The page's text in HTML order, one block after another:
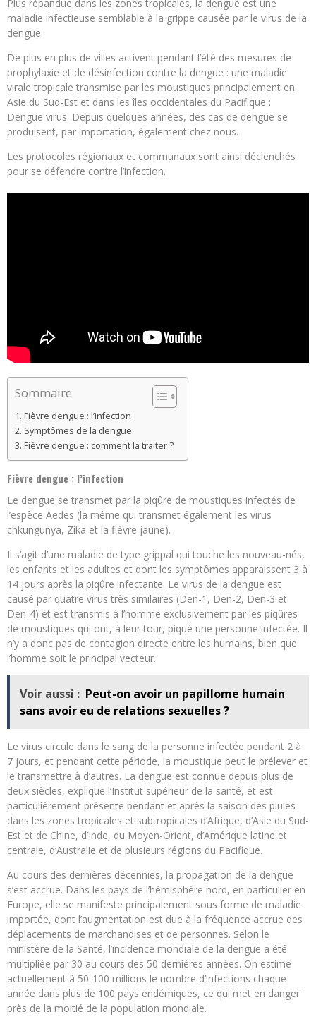
Plus répandue dans les zones tropicales, la dengue est une
maladie infectieuse semblable à la grippe causée par le virus de la
dengue.
De plus en plus de villes activent pendant l’été des mesures de
prophylaxie et de désinfection contre la dengue : une maladie
virale tropicale transmise par les moustiques principalement en
Asie du Sud-Est et dans les îles occidentales du Pacifique :
Dengue virus. Depuis quelques années, des cas de dengue se
produisent, par importation, également chez nous.
Les protocoles régionaux et communaux sont ainsi déclenchés
pour se défendre contre l’infection.
Sommaire
Fièvre dengue : l’infection
Symptômes de la dengue
Fièvre dengue : comment la traiter ?
Fièvre dengue : l’infection
Le dengue se transmet par la piqûre de moustiques infectés de
l’espèce Aedes (la même qui transmet également les virus
chkungunya, Zika et la fièvre jaune).
Il s’agit d’une maladie de type grippal qui touche les nouveau-nés,
les enfants et les adultes et dont les symptômes apparaissent 3 à
14 jours après la piqûre infectante. Le virus de la dengue est
causé par quatre virus très similaires (Den-1, Den-2, Den-3 et
Den-4) et est transmis à l’homme exclusivement par les piqûres
de moustiques qui ont, à leur tour, piqué une personne infectée. Il
n’y a donc pas de contagion directe entre les humains, bien que
l’homme soit le principal vecteur.
Voir aussi : Peut-on avoir un papillome humain
sans avoir eu de relations sexuelles ?
Le virus circule dans le sang de la personne infectée pendant 2 à
7 jours, et pendant cette période, la moustique peut le prélever et
le transmettre à d’autres. La dengue est connue depuis plus de
deux siècles, explique l’Institut supérieur de la santé, et est
particulièrement présente pendant et après la saison des pluies
dans les zones tropicales et subtropicales d’Afrique, d’Asie du Sud-
Est et de Chine, d’Inde, du Moyen-Orient, d’Amérique latine et
centrale, d’Australie et de plusieurs régions du Pacifique.
Au cours des dernières décennies, la propagation de la dengue
s’est accrue. Dans les pays de l’hémisphère nord, en particulier en
Europe, elle se manifeste principalement sous forme de maladie
importée, dont l’augmentation est due à la fréquence accrue des
déplacements de marchandises et de personnes. Selon le
ministère de la Santé, l’incidence mondiale de la dengue a été
multipliée par 30 au cours des 50 dernières années. On estime
actuellement à 50-100 millions le nombre d’infections chaque
année dans plus de 100 pays endémiques, ce qui met en danger
près de la moitié de la population mondiale.